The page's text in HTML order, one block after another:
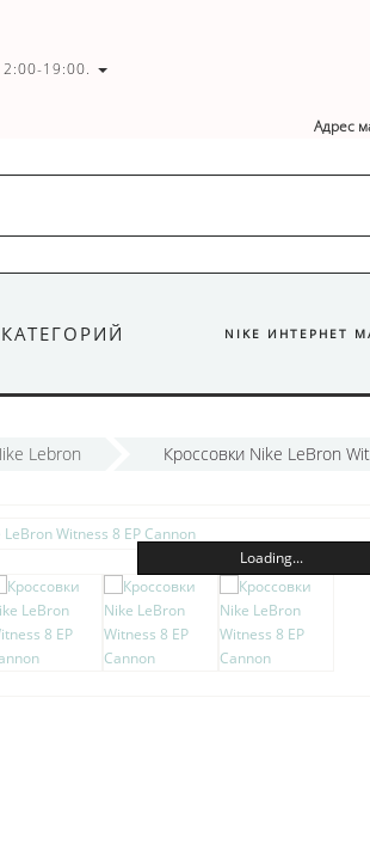
19:00.
Адрес
NIKE ИНТЕРНЕТ
Lebron Кроссовки Nike LeBron
Loading...